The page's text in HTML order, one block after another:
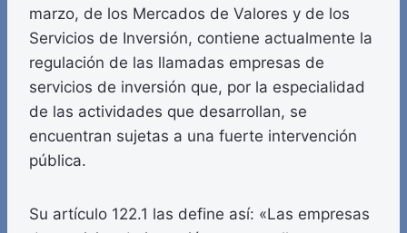
marzo, de los Mercados de Valores y de los
Servicios de Inversión, contiene actualmente la
regulación de las llamadas empresas de
servicios de inversión que, por la especialidad
de las actividades que desarrollan, se
encuentran sujetas a una fuerte intervención
pública.
Su artículo 122.1 las define así: «Las empresas